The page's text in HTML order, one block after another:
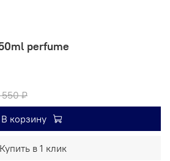
perfume
550 ₽
В корзину
Купить в 1 клик